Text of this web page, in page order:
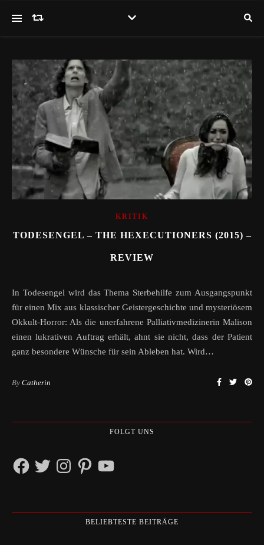
KRITIK
TODESENGEL – THE HEXECUTIONERS (2015) –
REVIEW
In Todesengel wird das Thema Sterbehilfe zum Ausgangspunkt
für einen Mix aus klassischer Geistergeschichte und mysteriösem
Okkult-Horror: Als die unerfahrene Palliativmedizinerin Malison
einen lukrativen Auftrag erhält, ahnt sie nicht, dass der Patient
ganz besondere Wünsche für sein Ableben hat. Wird…
By Catherin
FOLGT UNS
FacebookTwitterInstagramPinterestYouTube
BELIEBTESTE BEITRÄGE